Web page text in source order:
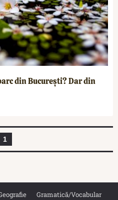
din București? Dar din
1
Gramatică/Vocabular